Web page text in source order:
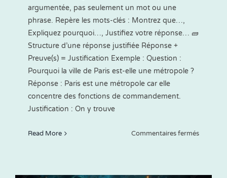
argumentée, pas seulement un mot ou une
phrase. Repère les mots-clés : Montrez que…,
Expliquez pourquoi…, Justifiez votre réponse… 🧱
Structure d’une réponse justifiée Réponse +
Preuve(s) = Justification Exemple : Question :
Pourquoi la ville de Paris est-elle une métropole ?
Réponse : Paris est une métropole car elle
concentre des fonctions de commandement.
Justification : On y trouve
Read More Commentaires ferméssur